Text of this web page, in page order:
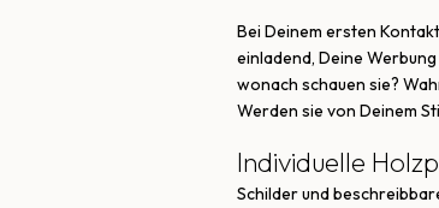
Bei Deinem ersten
einladend, Deine
wonach schauen sie?
Werden sie von Deinem
Individuelle
Schilder und